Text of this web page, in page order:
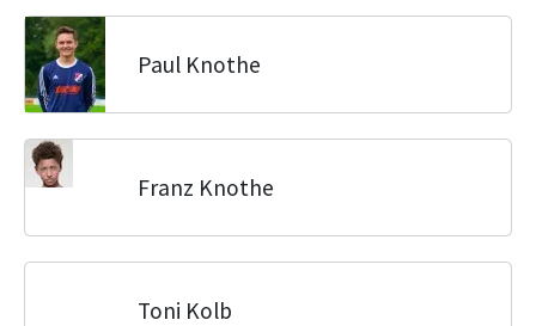
Paul Knothe
Franz Knothe
Toni Kolb